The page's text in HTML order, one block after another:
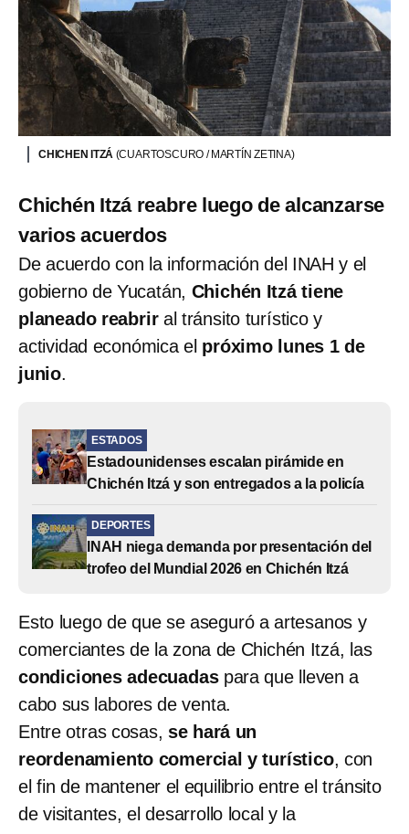
CHICHEN ITZÁ (CUARTOSCURO / MARTÍN ZETINA)
Chichén Itzá reabre luego de alcanzarse
varios acuerdos
De acuerdo con la información del INAH y el
gobierno de Yucatán, Chichén Itzá tiene
planeado reabriral tránsito turístico y
actividad económica el próximo lunes 1 de
junio.
ESTADOS
Estadounidenses escalan pirámide en
Chichén Itzá y son entregados a la policía
DEPORTES
INAH niega demanda por presentación del
trofeo del Mundial 2026 en Chichén Itzá
Esto luego de que se aseguró a artesanos y
comerciantes de la zona de Chichén Itzá, las
condiciones adecuadaspara que lleven a
cabo sus labores de venta.
Entre otras cosas, se hará un
reordenamiento comercial y turístico, con
el fin de mantener el equilibrio entre el tránsito
de visitantes, el desarrollo local y la